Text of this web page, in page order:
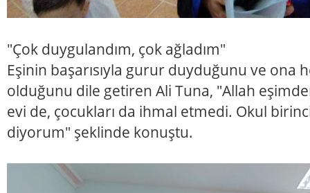
"Çok duygulandım, çok ağladım"
Eşinin başarısıyla gurur duyduğunu ve ona
olduğunu dile getiren Ali Tuna, "Allah
evi de, çocukları da ihmal etmedi. Okul
diyorum" şeklinde konuştu.